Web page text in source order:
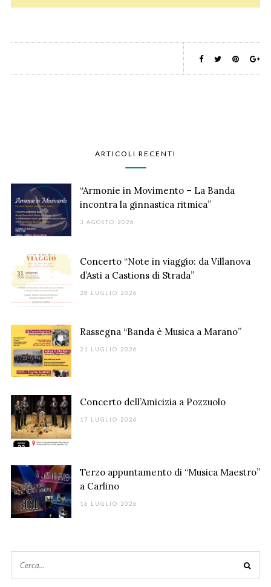
ARTICOLI RECENTI
“Armonie in Movimento – La Banda
incontra la ginnastica ritmica”
3 AGOSTO 2026
Concerto “Note in viaggio: da Villanova
d’Asti a Castions di Strada”
28 LUGLIO 2026
Rassegna “Banda è Musica a Marano”
21 LUGLIO 2026
Concerto dell’Amicizia a Pozzuolo
17 LUGLIO 2026
Terzo appuntamento di “Musica Maestro”
a Carlino
16 LUGLIO 2026